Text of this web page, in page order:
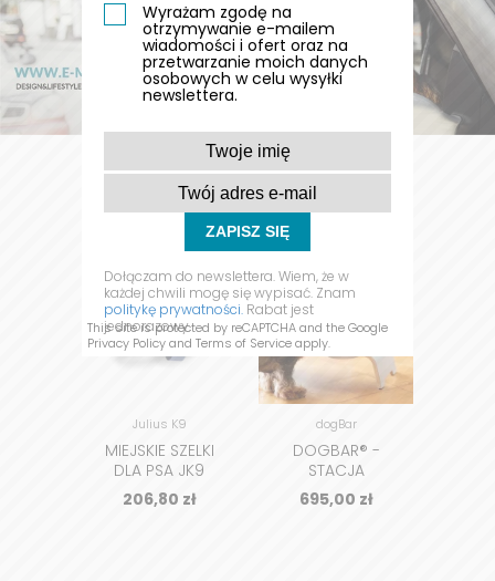
PRODUKTY POLECANE
ZOBACZ
Julius K9
MIEJSKIE SZELKI
DLA PSA JK9
STREET
206,80 zł
ZOBACZ
dogBar
DOGBAR® -
STACJA
KARMIENIA DLA
PSA
695,00 zł
Wyrażam zgodę na
otrzymywanie e-mailem
wiadomości i ofert oraz na
przetwarzanie moich danych
osobowych w celu wysyłki
newslettera.
ZAPISZ SIĘ
Dołączam do newslettera. Wiem, że w
każdej chwili mogę się wypisać. Znam
politykę prywatności. Rabat jest
jednorazowy.
This site is protected by reCAPTCHA and the Google
Privacy Policyand Terms of Serviceapply.